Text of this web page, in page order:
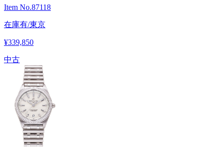
Item No.87118
在庫有/東京
¥339,850
中古